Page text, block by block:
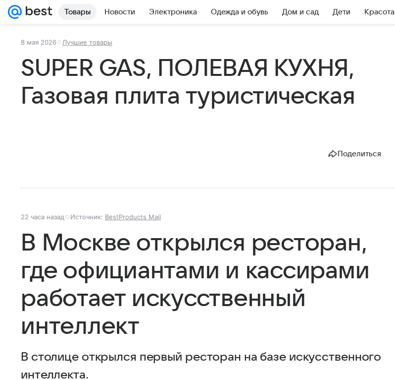
Товары Новости Электроника Одежда и обувь Дом и сад Дети Красота
8 мая 2026 Лучшие товары
SUPER GAS, ПОЛЕВАЯ КУХНЯ,
Газовая плита туристическая
Поделиться
22 часа назад Источник: BestProducts Mail
В Москве открылся ресторан,
где официантами и кассирами
работает искусственный
интеллект
В столице открылся первый ресторан на базе искусственного
интеллекта.